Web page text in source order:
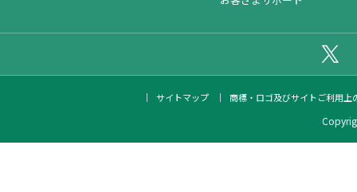
サイトマップ 商標・ロゴ及びサイトご利用上